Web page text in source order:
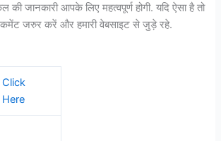
जानकारी आपके लिए महत्वपूर्ण होगी. यदि ऐसा है तो
जरुर करें और हमारी वेबसाइट से जुड़े रहे.
Click
Here